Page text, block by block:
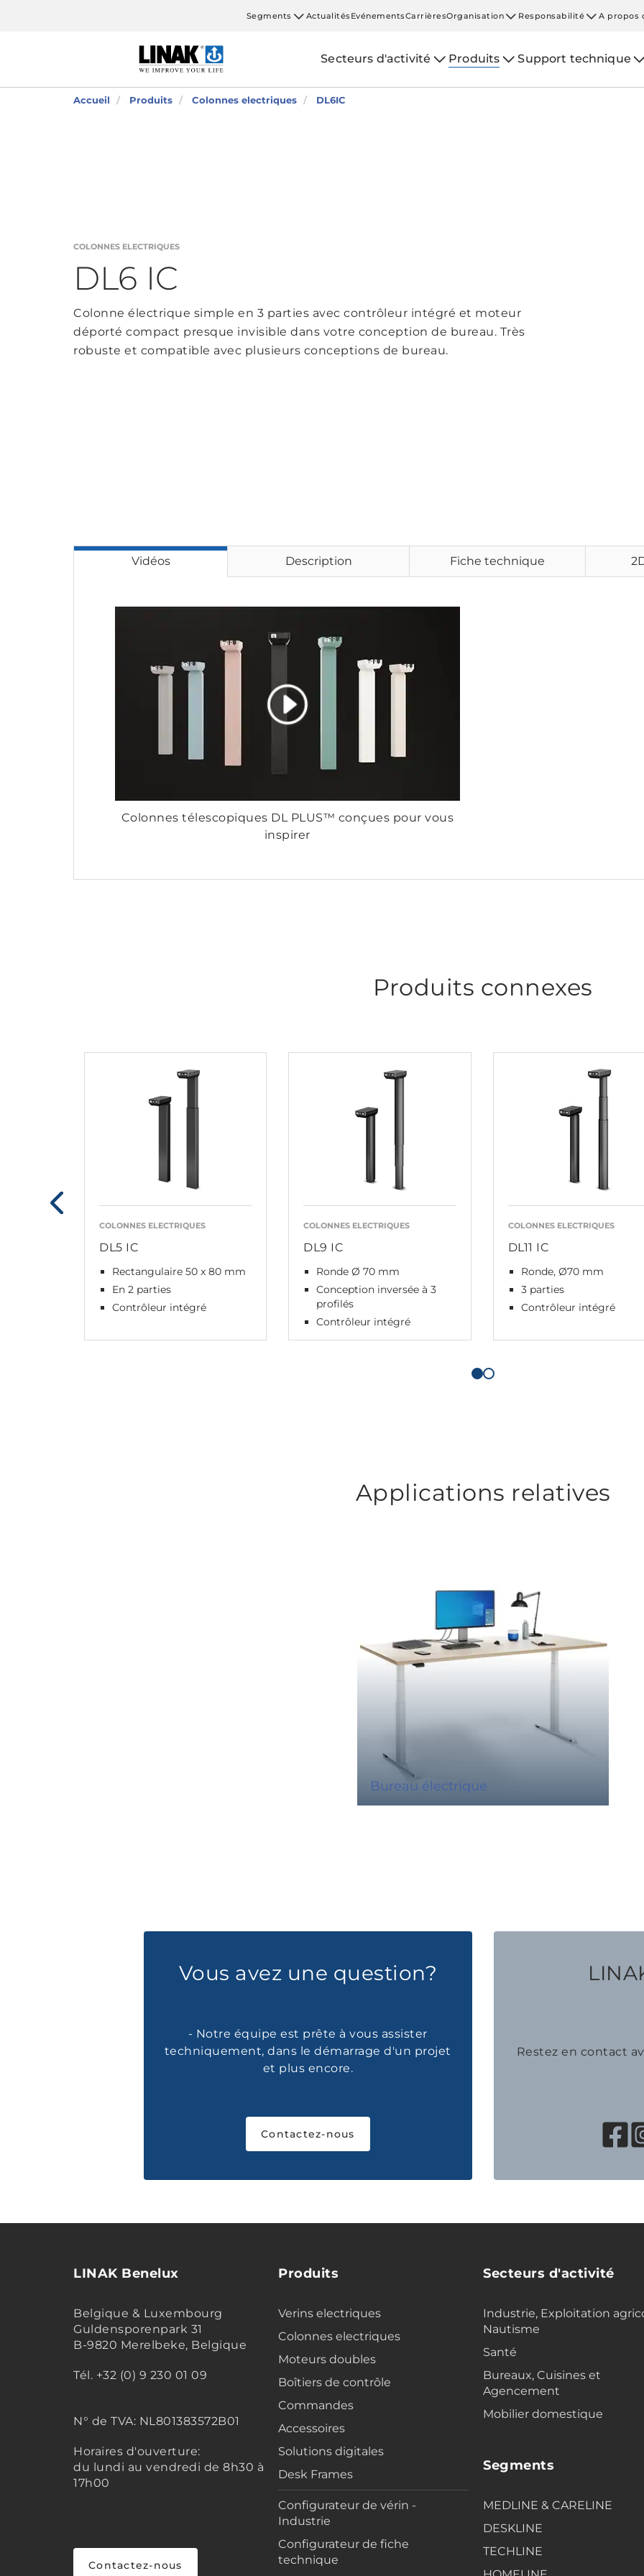
Segments ActualitésEvénementsCarrièresOrganisation Responsabilité A propos
Secteurs d'activité Produits Support technique
Accueil Produits Colonnes electriques DL6IC
COLONNES ELECTRIQUES
DL6 IC
Colonne électrique simple en 3 parties avec contrôleur intégré et moteur
déporté compact presque invisible dans votre conception de bureau. Très
robuste et compatible avec plusieurs conceptions de bureau.
Vidéos Description Fiche technique
Colonnes télescopiques DL PLUS™ conçues pour vous
inspirer
Produits connexes
COLONNES ELECTRIQUES
DL5 IC
Rectangulaire 50 x 80 mm
En 2 parties
Contrôleur intégré
COLONNES ELECTRIQUES
DL9 IC
Ronde Ø 70 mm
Conception inversée à 3
profilés
Contrôleur intégré
COLONNES ELECTRIQUES
DL11 IC
Ronde, Ø70 mm
3 parties
Contrôleur intégré
Applications relatives
Bureau électrique
Vous avez une question?
- Notre équipe est prête à vous assister
techniquement, dans le démarrage d'un projet
et plus encore.
Contactez-nous
Restez en contact
LINAK Benelux
Belgique & Luxembourg
Guldensporenpark 31
B-9820 Merelbeke, Belgique
Tél. +32 (0) 9 230 01 09
N° de TVA: NL801383572B01
Horaires d'ouverture:
du lundi au vendredi de 8h30 à
17h00
Contactez-nous
Produits
Verins electriques
Colonnes electriques
Moteurs doubles
Boîtiers de contrôle
Commandes
Accessoires
Solutions digitales
Desk Frames
Configurateur de vérin -
Industrie
Configurateur de fiche
technique
Secteurs d'activité
Industrie, Exploitation
Nautisme
Santé
Bureaux, Cuisines et
Agencement
Mobilier domestique
Segments
MEDLINE & CARELINE
DESKLINE
TECHLINE